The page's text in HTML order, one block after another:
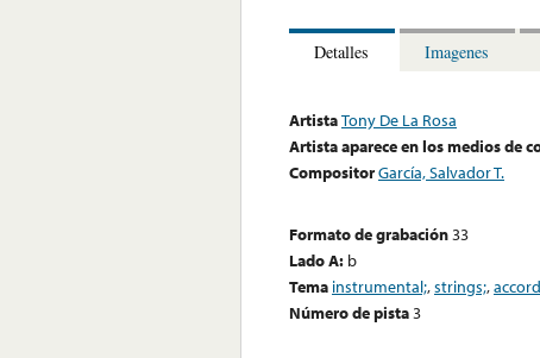
Detalles Imagenes
ArtistaTony De La Rosa
Artista aparece en los medios de
CompositorGarcía, Salvador T.
Formato de grabación33
Lado A: b
Tema instrumental;,strings;,
Número de pista3